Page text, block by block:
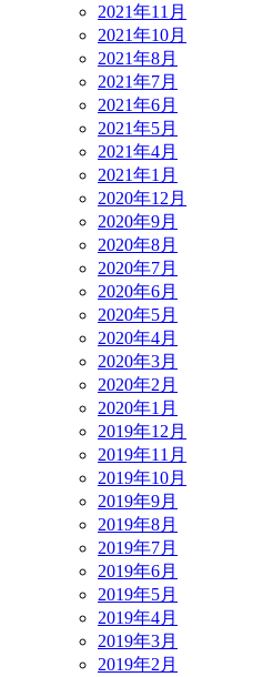
2021年11月
2021年10月
2021年8月
2021年7月
2021年6月
2021年5月
2021年4月
2021年1月
2020年12月
2020年9月
2020年8月
2020年7月
2020年6月
2020年5月
2020年4月
2020年3月
2020年2月
2020年1月
2019年12月
2019年11月
2019年10月
2019年9月
2019年8月
2019年7月
2019年6月
2019年5月
2019年4月
2019年3月
2019年2月